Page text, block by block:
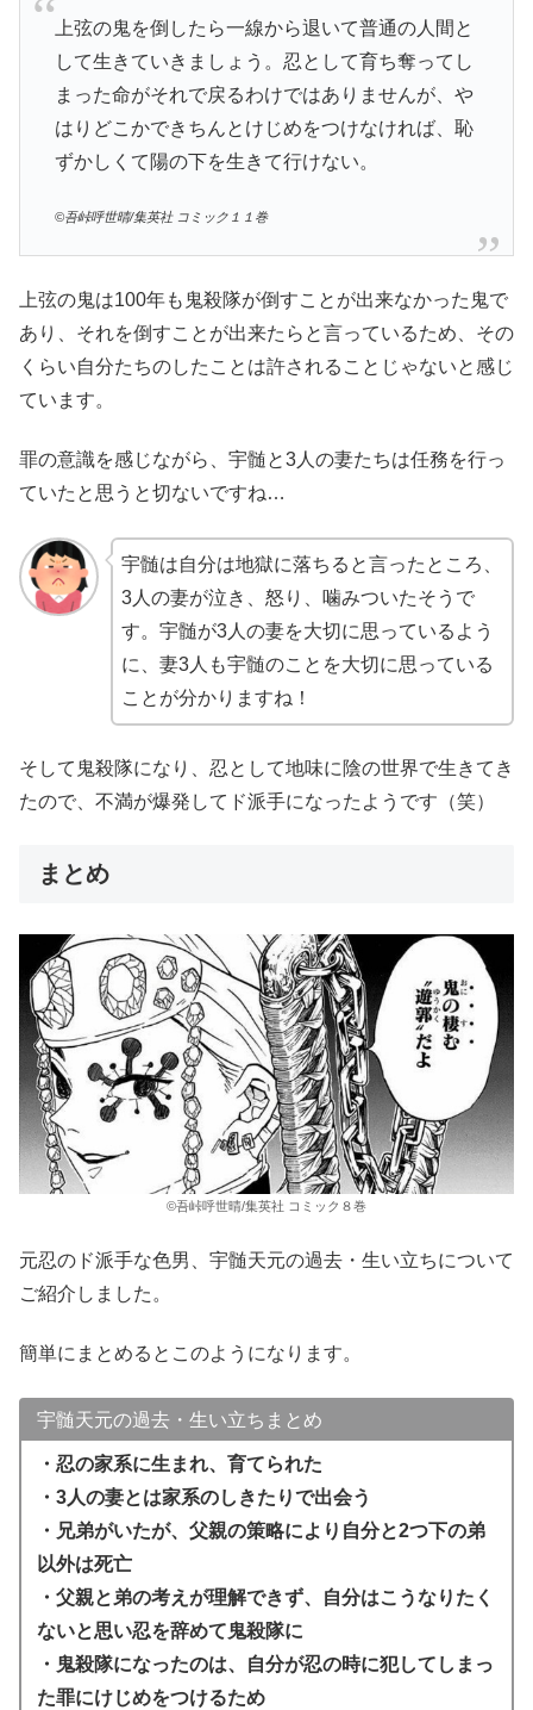
上弦の鬼を倒したら一線から退いて普通の人間と
して生きていきましょう。忍として育ち奪ってし
まった命がそれで戻るわけではありませんが、や
はりどこかできちんとけじめをつけなければ、恥
ずかしくて陽の下を生きて行けない。
©吾峠呼世晴/集英社 コミック１１巻
上弦の鬼は100年も鬼殺隊が倒すことが出来なかった鬼で
あり、それを倒すことが出来たらと言っているため、その
くらい自分たちのしたことは許されることじゃないと感じ
ています。
罪の意識を感じながら、宇髄と3人の妻たちは任務を行っ
ていたと思うと切ないですね…
宇髄は自分は地獄に落ちると言ったところ、
3人の妻が泣き、怒り、噛みついたそうで
す。宇髄が3人の妻を大切に思っているよう
に、妻3人も宇髄のことを大切に思っている
ことが分かりますね！
そして鬼殺隊になり、忍として地味に陰の世界で生きてき
たので、不満が爆発してド派手になったようです（笑）
まとめ
©吾峠呼世晴/集英社 コミック８巻
元忍のド派手な色男、宇髄天元の過去・生い立ちについて
ご紹介しました。
簡単にまとめるとこのようになります。
宇髄天元の過去・生い立ちまとめ
・忍の家系に生まれ、育てられた
・3人の妻とは家系のしきたりで出会う
・兄弟がいたが、父親の策略により自分と2つ下の弟
以外は死亡
・父親と弟の考えが理解できず、自分はこうなりたく
ないと思い忍を辞めて鬼殺隊に
・鬼殺隊になったのは、自分が忍の時に犯してしまっ
た罪にけじめをつけるため